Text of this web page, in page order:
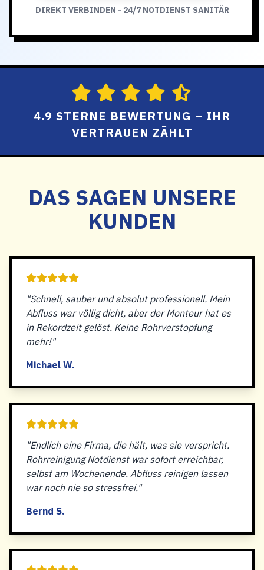
DIREKT VERBINDEN - 24/7 NOTDIENST SANITÄR
4.9 STERNE BEWERTUNG – IHR
VERTRAUEN ZÄHLT
DAS SAGEN UNSERE
KUNDEN
"Schnell, sauber und absolut professionell. Mein
Abfluss war völlig dicht, aber der Monteur hat es
in Rekordzeit gelöst. Keine Rohrverstopfung
mehr!"
Michael W.
"Endlich eine Firma, die hält, was sie verspricht.
Rohrreinigung Notdienst war sofort erreichbar,
selbst am Wochenende. Abfluss reinigen lassen
war noch nie so stressfrei."
Bernd S.